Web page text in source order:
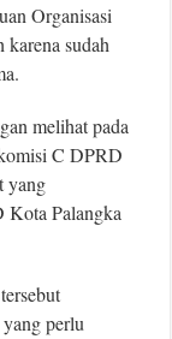
Organisasi
karena sudah
melihat pada
C DPRD
yang
Kota Palangka
perlu